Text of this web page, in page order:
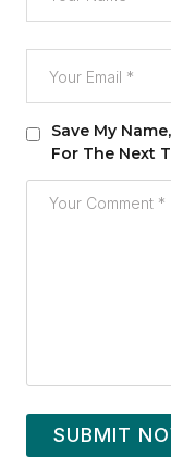
Save My
For The Next
SUBMIT